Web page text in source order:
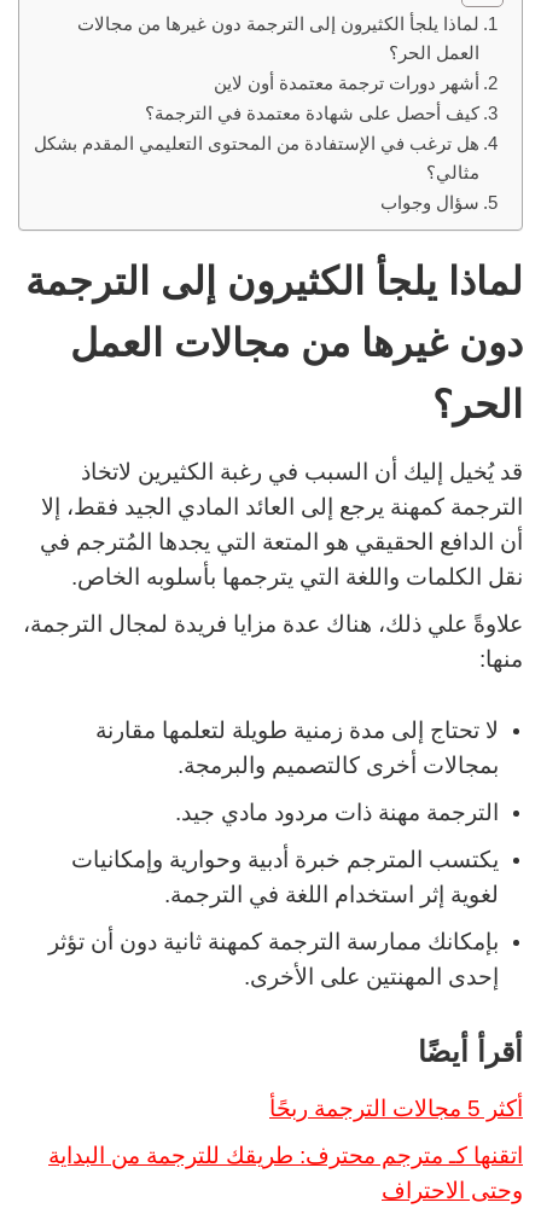
لماذا يلجأ الكثيرون إلى الترجمة دون غيرها من مجالات
العمل الحر؟
أشهر دورات ترجمة معتمدة أون لاين
كيف أحصل على شهادة معتمدة في الترجمة؟
هل ترغب في الإستفادة من المحتوى التعليمي المقدم بشكل
مثالي؟
سؤال وجواب
لماذا يلجأ الكثيرون إلى الترجمة
دون غيرها من مجالات العمل
الحر؟
قد يُخيل إليك أن السبب في رغبة الكثيرين لاتخاذ
الترجمة كمهنة يرجع إلى العائد المادي الجيد فقط، إلا
أن الدافع الحقيقي هو المتعة التي يجدها المُترجم في
نقل الكلمات واللغة التي يترجمها بأسلوبه الخاص.
علاوةً علي ذلك، هناك عدة مزايا فريدة لمجال الترجمة،
منها:
لا تحتاج إلى مدة زمنية طويلة لتعلمها مقارنة
بمجالات أخرى كالتصميم والبرمجة.
الترجمة مهنة ذات مردود مادي جيد.
يكتسب المترجم خبرة أدبية وحوارية وإمكانيات
لغوية إثر استخدام اللغة في الترجمة.
بإمكانك ممارسة الترجمة كمهنة ثانية دون أن تؤثر
إحدى المهنتين على الأخرى.
أقرأ أيضًا
أكثر 5 مجالات الترجمة ربحًأ
اتقنها كـ مترجم محترف: طريقك للترجمة من البداية
وحتى الاحتراف